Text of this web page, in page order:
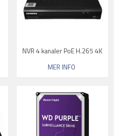
NVR 4 kanaler PoE H.265 4K
MER INFO